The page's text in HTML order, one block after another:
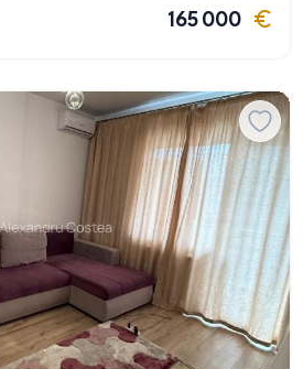
165 000